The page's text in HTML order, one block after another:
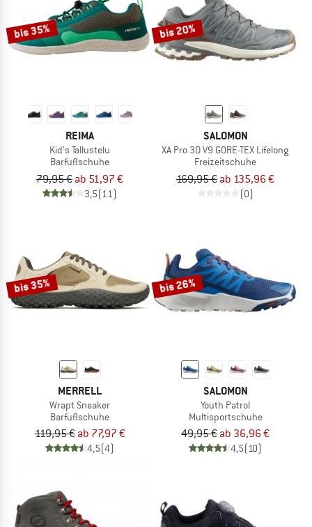
bis 35%
REIMA
Kid's Tallustelu
Barfußschuhe
79,95 € ab 51,97 €
3,5(11)
bis 20%
SALOMON
XA Pro 3D V9 GORE-TEX Lifelong
Freizeitschuhe
169,95 € ab 135,96 €
(0)
bis 35%
MERRELL
Wrapt Sneaker
Barfußschuhe
119,95 € ab 77,97 €
4,5(4)
bis 26%
SALOMON
Youth Patrol
Multisportschuhe
49,95 € ab 36,96 €
4,5(10)